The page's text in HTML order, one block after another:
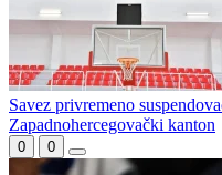
Borčeva serija bez kraja u